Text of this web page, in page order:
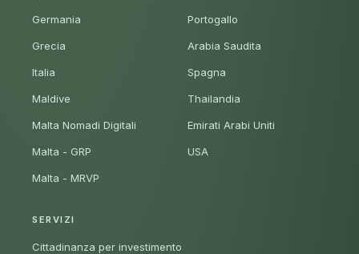
Germania
Grecia
Italia
Maldive
Malta Nomadi Digitali
Malta - GRP
Malta - MRVP
Portogallo
Arabia Saudita
Spagna
Thailandia
Emirati Arabi Uniti
USA
SERVIZI
Cittadinanza per investimento